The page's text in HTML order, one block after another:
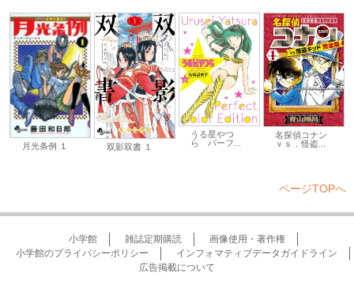
月光条例 １ 双影双書 １
うる星やつ
ら パーフ...
名探偵コナン
ｖｓ．怪盗...
ページTOPへ
小学館 雑誌定期購読
画像使用・著作権
小学館のプライバシーポリシー
インフォマティブデータガイドライン
広告掲載について